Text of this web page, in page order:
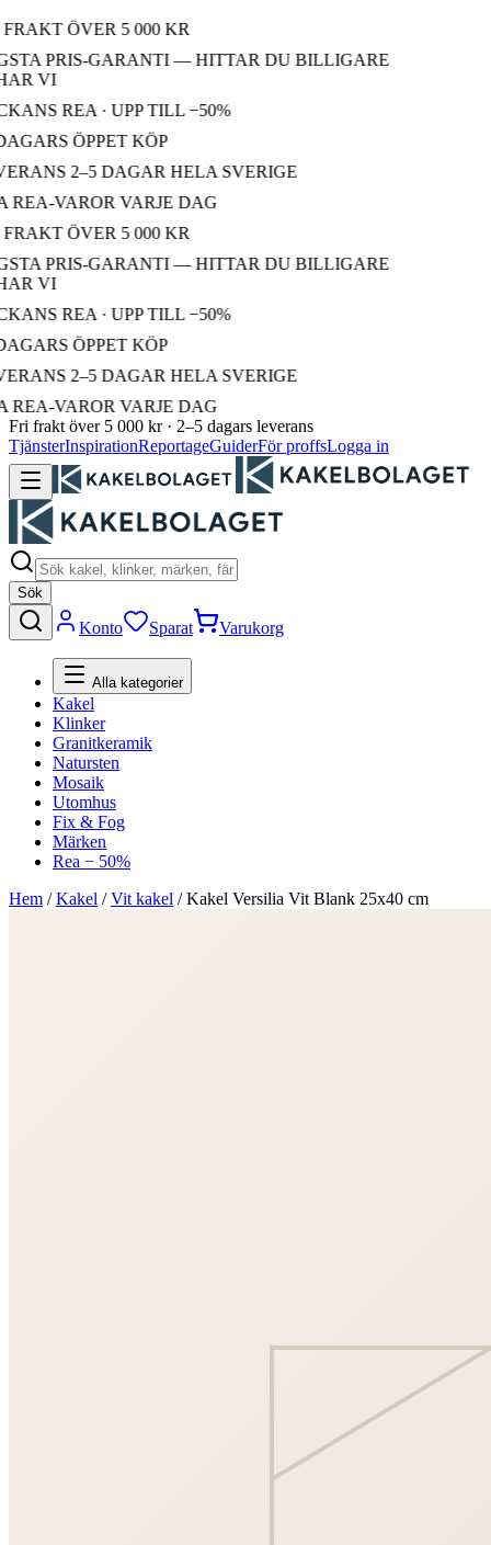
ÖVER 5 000 KR
PRIS-GARANTI — HITTAR DU BILLIGARE
VI
REA · UPP TILL −50%
ÖPPET KÖP
2–5 DAGAR HELA SVERIGE
VAROR VARJE DAG
ÖVER 5 000 KR
PRIS-GARANTI — HITTAR DU BILLIGARE
VI
REA · UPP TILL −50%
ÖPPET KÖP
2–5 DAGAR HELA SVERIGE
VAROR VARJE DAG
Fri frakt över 5 000 kr · 2–5 dagars leverans
TjänsterInspirationReportageGuiderFör proffsLogga in
Sök
Konto Sparat Varukorg
Alla kategorier
Kakel
Klinker
Granitkeramik
Natursten
Mosaik
Utomhus
Fix & Fog
Märken
Rea − 50%
Hem /Kakel /Vit kakel /Kakel Versilia Vit Blank 25x40 cm